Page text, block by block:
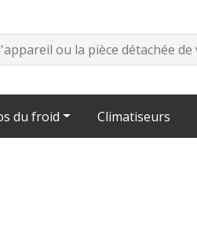
du froid Climatiseurs